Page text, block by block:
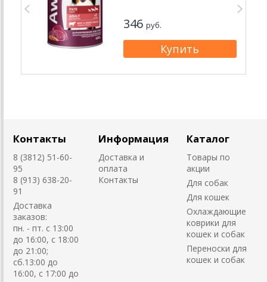
346 руб.
Контакты
8 (3812) 51-60-
95
8 (913) 638-20-
91
Доставка
заказов:
пн. - пт. с 13:00
до 16:00, с 18:00
до 21:00;
сб.13:00 до
16:00, с 17:00 до
Информация
Доставка и
оплата
Контакты
Каталог
Товары по
акции
Для собак
Для кошек
Охлаждающие
коврики для
кошек и собак
Переноски для
кошек и собак